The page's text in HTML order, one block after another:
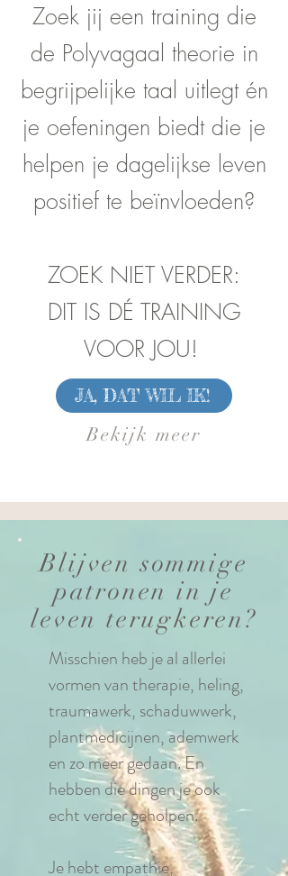
Zoek jij een training die
de Polyvagaal theorie in
begrijpelijke taal uitlegt én
je oefeningen biedt die je
helpen je dagelijkse leven
positief te beïnvloeden?
ZOEK NIET VERDER:
DIT IS DÉ TRAINING
VOOR JOU!
JA, DAT WIL IK!
Bekijk meer
Blijven sommige
patronen in je
leven terugkeren?
Misschien heb je al allerlei
vormen van therapie, heling,
traumawerk, schaduwwerk,
plantmedicijnen, ademwerk
en zo meer gedaan. En
hebben die dingen je ook
echt verder geholpen.
Je hebt empathie,